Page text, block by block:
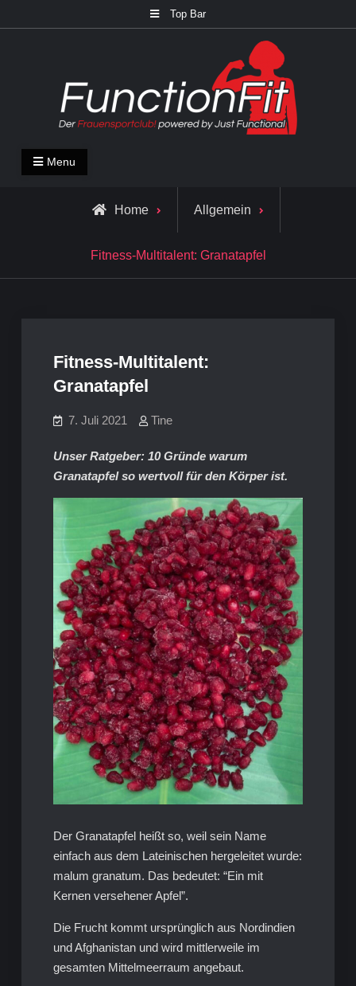
to
Top Bar
FunctionFit Blog
Fitness und Lifestyle Blog
Menu
Home Allgemein
Fitness-Multitalent: Granatapfel
Fitness-Multitalent:
Granatapfel
7. Juli 2021 Tine
Unser Ratgeber: 10 Gründe warum
Granatapfel so wertvoll für den Körper ist.
Der Granatapfel heißt so, weil sein Name
einfach aus dem Lateinischen hergeleitet wurde:
malum granatum. Das bedeutet: “Ein mit
Kernen versehener Apfel”.
Die Frucht kommt ursprünglich aus Nordindien
und Afghanistan und wird mittlerweile im
gesamten Mittelmeerraum angebaut.